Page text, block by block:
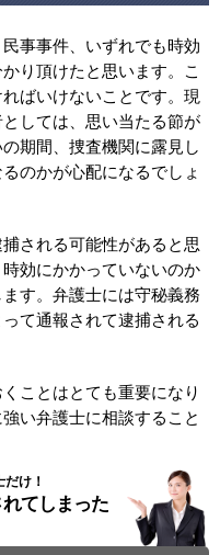
事事件、いずれでも時効
り頂けたと思います。こ
ばいけないことです。現
しては、思い当たる節が
期間、捜査機関に露見し
のかが心配になるでしょ
される可能性があると思
効にかかっていないのか
す。弁護士には守秘義務
て通報されて逮捕される
ことはとても重要になり
い弁護士に相談すること
け！
てしまった